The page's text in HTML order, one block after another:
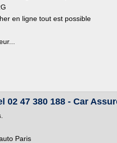
en ligne tout est possible
47 380 188 - Car
Paris